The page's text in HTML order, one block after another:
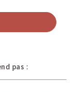
pas :